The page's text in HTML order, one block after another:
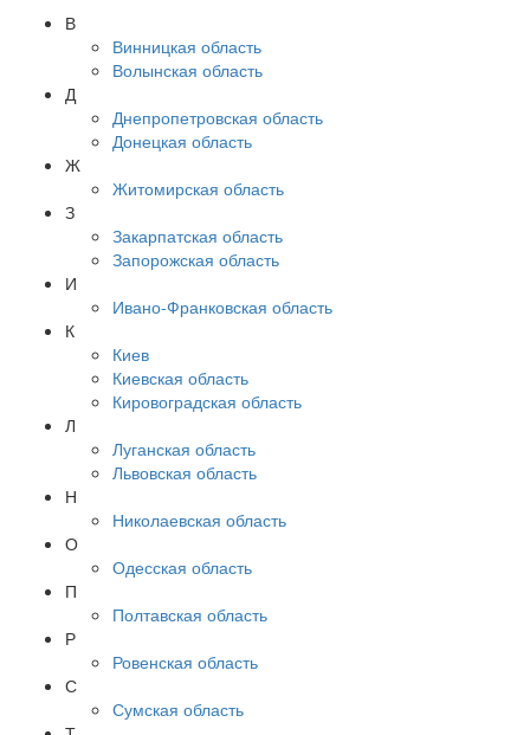
В
Винницкая область
Волынская область
Д
Днепропетровская область
Донецкая область
Ж
Житомирская область
З
Закарпатская область
Запорожская область
И
Ивано-Франковская область
К
Киев
Киевская область
Кировоградская область
Л
Луганская область
Львовская область
Н
Николаевская область
О
Одесская область
П
Полтавская область
Р
Ровенская область
С
Сумская область